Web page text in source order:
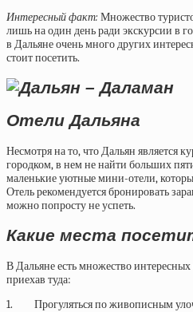
Интересный факт: Множество
лишь на один день ради экскурсии в
в Дальяне очень много других
стоит посетить.
Отели Дальяна
Несмотря на то, что Дальян является
городком, в нем не найти больших
маленькие уютные мини-отели,
Отель рекомендуется бронировать
можно попросту не успеть.
Какие места
В Дальяне есть множество
приехав туда:
1. Прогуляться по живописным